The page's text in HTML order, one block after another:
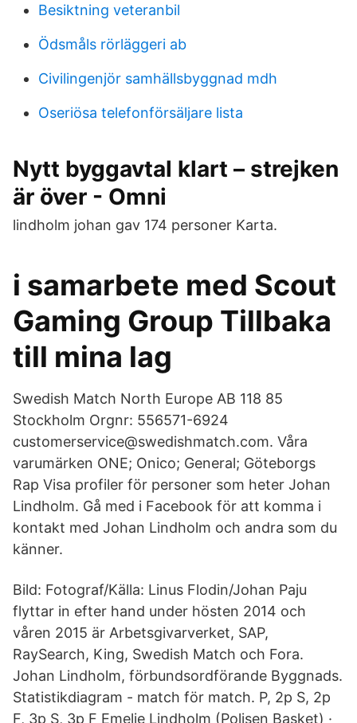
Besiktning veteranbil
Ödsmåls rörläggeri ab
Civilingenjör samhällsbyggnad mdh
Oseriösa telefonförsäljare lista
Nytt byggavtal klart – strejken
är över - Omni
lindholm johan gav 174 personer Karta.
i samarbete med Scout
Gaming Group Tillbaka
till mina lag
Swedish Match North Europe AB 118 85
Stockholm Orgnr: 556571-6924
customerservice@swedishmatch.com. Våra
varumärken ONE; Onico; General; Göteborgs
Rap Visa profiler för personer som heter Johan
Lindholm. Gå med i Facebook för att komma i
kontakt med Johan Lindholm och andra som du
känner.
Bild: Fotograf/Källa: Linus Flodin/Johan Paju
flyttar in efter hand under hösten 2014 och
våren 2015 är Arbetsgivarverket, SAP,
RaySearch, King, Swedish Match och Fora.
Johan Lindholm, förbundsordförande Byggnads.
Statistikdiagram - match för match. P, 2p S, 2p
F, 3p S, 3p F Emelie Lindholm (Polisen Basket) ·